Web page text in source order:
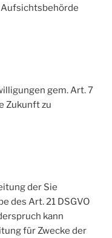
gem. Art. 7
Zukunft zu
der Sie
des Art. 21 DSGVO
kann
für Zwecke der